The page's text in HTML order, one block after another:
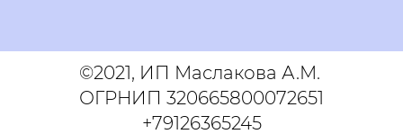
©2021, ИП Маслакова А.М.
ОГРНИП 320665800072651
+79126365245